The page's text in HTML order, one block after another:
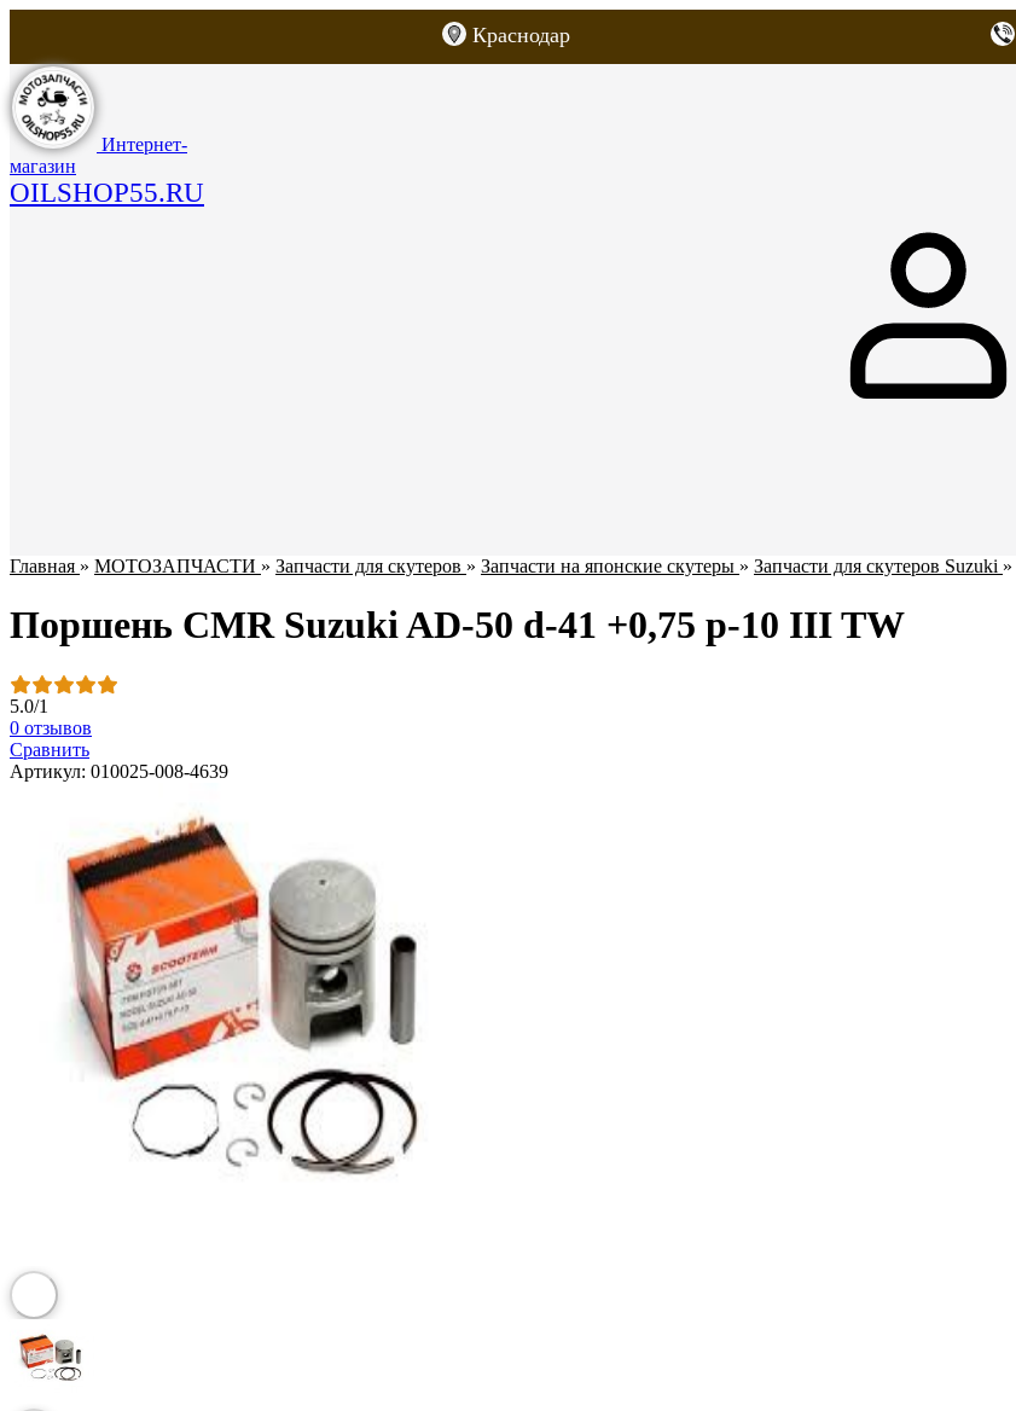
Краснодар
Интернет-
магазин
OILSHOP55.RU
Главная » МОТОЗАПЧАСТИ » Запчасти для скутеров » Запчасти на японские скутеры » Запчасти для скутеров Suzuki »
Поршень CMR Suzuki AD-50 d-41 +0,75 p-10 III TW
5.0/1
0 отзывов
Сравнить
Артикул: 010025-008-4639